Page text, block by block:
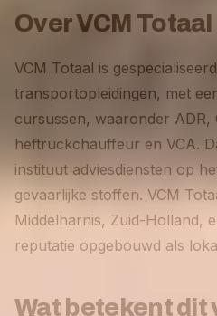
Over VCM Totaal
VCM Totaal is
transportopleidingen, met
cursussen, waaronder ADR,
heftruckchauffeur en VCA.
instituut adviesdiensten op
gevaarlijke stoffen. VCM
Middelharnis, Zuid-Holland,
reputatie opgebouwd als
Wat betekent dit